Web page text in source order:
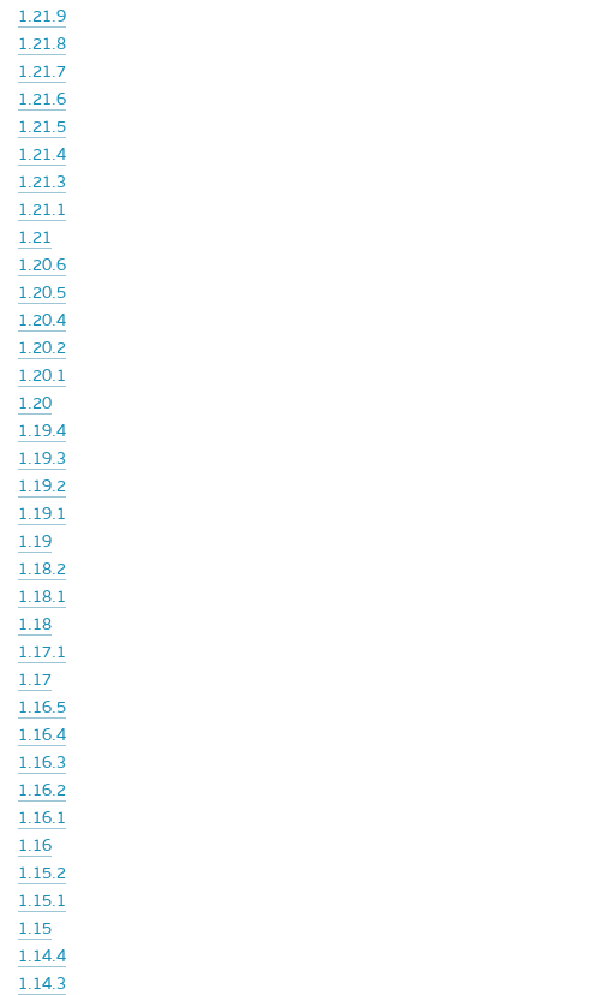
1.21.9
1.21.8
1.21.7
1.21.6
1.21.5
1.21.4
1.21.3
1.21.1
1.21
1.20.6
1.20.5
1.20.4
1.20.2
1.20.1
1.20
1.19.4
1.19.3
1.19.2
1.19.1
1.19
1.18.2
1.18.1
1.18
1.17.1
1.17
1.16.5
1.16.4
1.16.3
1.16.2
1.16.1
1.16
1.15.2
1.15.1
1.15
1.14.4
1.14.3